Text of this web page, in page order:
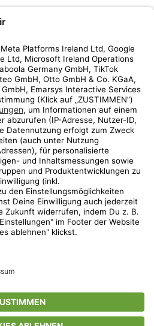
unverbindlichen Preisempfehlung des
beziehen sich auf den Streichpreis.